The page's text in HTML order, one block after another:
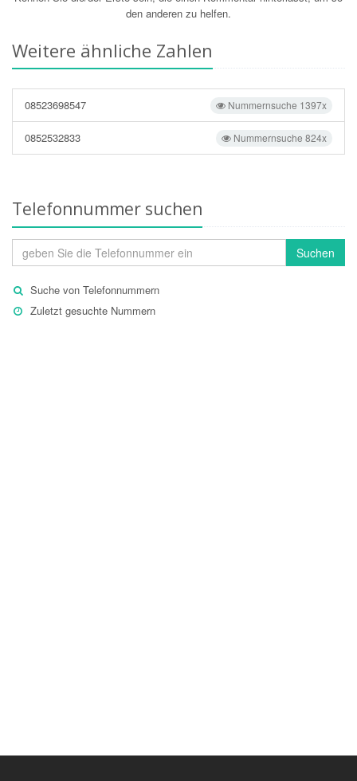
den anderen zu helfen.
Weitere ähnliche Zahlen
Nummernsuche 1397x
08523698547
Nummernsuche 824x
0852532833
Telefonnummer suchen
Suchen
Suche von Telefonnummern
Zuletzt gesuchte Nummern